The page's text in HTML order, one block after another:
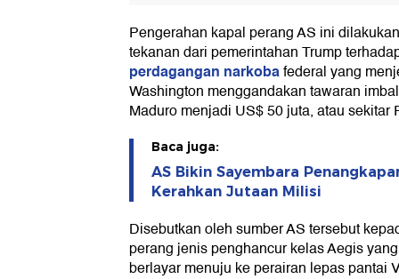
Pengerahan kapal perang AS ini
tekanan dari pemerintahan Trump
perdagangan narkobafederal yang
Washington menggandakan tawaran
Maduro menjadi US$ 50 juta, atau sekitar
Baca juga:
AS Bikin Sayembara
Kerahkan Jutaan Milisi
Disebutkan oleh sumber AS tersebut
perang jenis penghancur kelas Aegis
berlayar menuju ke perairan lepas pantai